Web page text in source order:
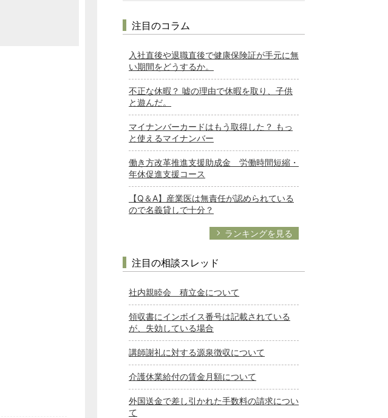
注目のコラム
入社直後や退職直後で健康保険証が手元に無
い期間をどうするか。
不正な休暇？ 嘘の理由で休暇を取り、子供
と遊んだ。
マイナンバーカードはもう取得した？ もっ
と使えるマイナンバー
働き方改革推進支援助成金 労働時間短縮・
年休促進支援コース
【Q＆A】産業医は無責任が認められている
ので名義貸しで十分？
ランキングを見る
注目の相談スレッド
社内親睦会 積立金について
領収書にインボイス番号は記載されている
が、失効している場合
講師謝礼に対する源泉徴収について
介護休業給付の賃金月額について
外国送金で差し引かれた手数料の請求につい
て